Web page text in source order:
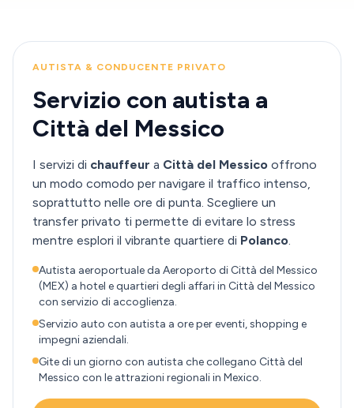
AUTISTA & CONDUCENTE PRIVATO
Servizio con autista a
Città del Messico
I servizi di chauffeur a Città del Messico offrono
un modo comodo per navigare il traffico intenso,
soprattutto nelle ore di punta. Scegliere un
transfer privato ti permette di evitare lo stress
mentre esplori il vibrante quartiere di Polanco.
Autista aeroportuale da Aeroporto di Città del Messico
(MEX) a hotel e quartieri degli affari in Città del Messico
con servizio di accoglienza.
Servizio auto con autista a ore per eventi, shopping e
impegni aziendali.
Gite di un giorno con autista che collegano Città del
Messico con le attrazioni regionali in Mexico.